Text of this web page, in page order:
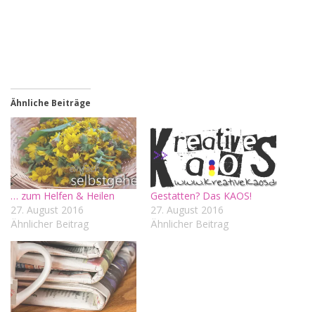
Ähnliche Beiträge
… zum Helfen & Heilen
27. August 2016
Ähnlicher Beitrag
Gestatten? Das KAOS!
27. August 2016
Ähnlicher Beitrag